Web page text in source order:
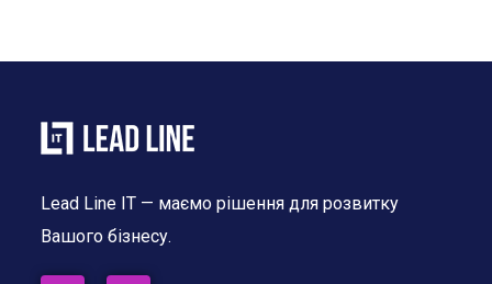
Lead Line IT — маємо рішення для розвитку
Вашого бізнесу.